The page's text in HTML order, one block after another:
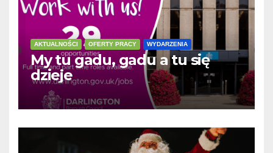
AKTUALNOŚCI OFERTY PRACY WYDARZENIA
My tu gadu, gadu a tu się
dzieje